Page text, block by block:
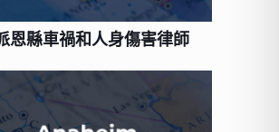
恩縣車禍和人身傷害律師